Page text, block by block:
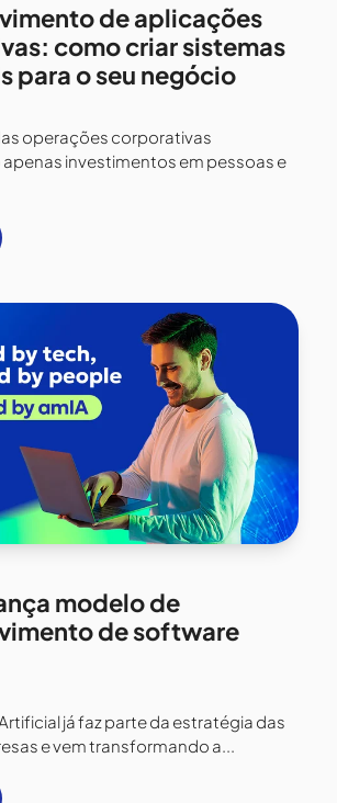
de aplicações
como criar sistemas
para o seu negócio
operações corporativas
investimentos em pessoas e
modelo de
de software
já faz parte da estratégia das
e vem transformando a...